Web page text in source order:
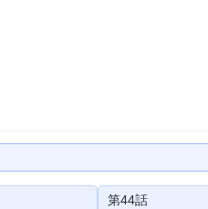
第44話